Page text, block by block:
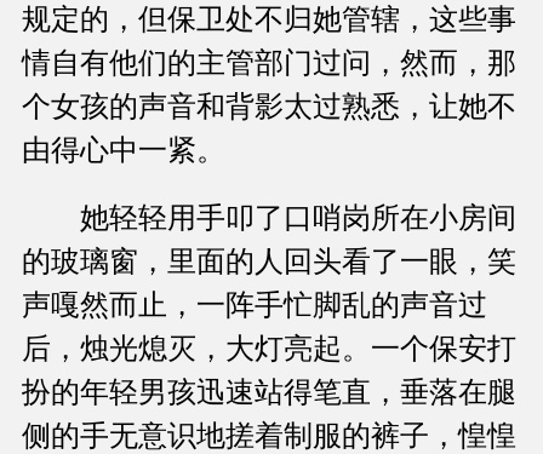
规定的，但保卫处不归她管辖，这些事
情自有他们的主管部门过问，然而，那
个女孩的声音和背影太过熟悉，让她不
由得心中一紧。
她轻轻用手叩了口哨岗所在小房间
的玻璃窗，里面的人回头看了一眼，笑
声嘎然而止，一阵手忙脚乱的声音过
后，烛光熄灭，大灯亮起。一个保安打
扮的年轻男孩迅速站得笔直，垂落在腿
侧的手无意识地搓着制服的裤子，惶惶